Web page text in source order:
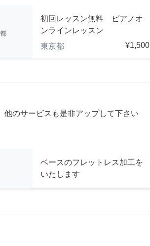
初回レッスン無料 ピアノオ
ンラインレッスン
東京都
¥1,500
他のサービスも是非アップして下さい
ベースのフレットレス加工を
いたします